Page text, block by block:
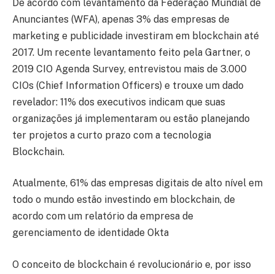
De acordo com levantamento da Federação Mundial de
Anunciantes (WFA), apenas 3% das empresas de
marketing e publicidade investiram em blockchain até
2017. Um recente levantamento feito pela Gartner, o
2019 CIO Agenda Survey, entrevistou mais de 3.000
CIOs (Chief Information Officers) e trouxe um dado
revelador: 11% dos executivos indicam que suas
organizações já implementaram ou estão planejando
ter projetos a curto prazo com a tecnologia
Blockchain.
Atualmente, 61% das empresas digitais de alto nível em
todo o mundo estão investindo em blockchain, de
acordo com um relatório da empresa de
gerenciamento de identidade Okta
O conceito de blockchain é revolucionário e, por isso